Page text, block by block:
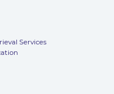
Services